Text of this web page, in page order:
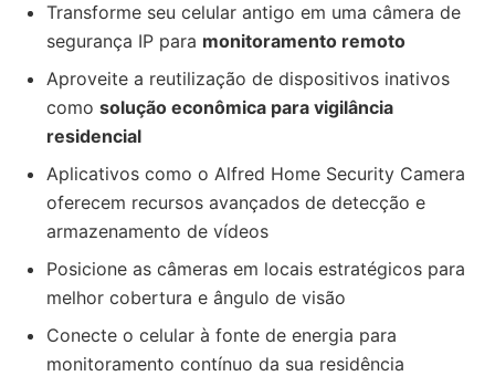
Transforme seu celular antigo em uma câmera de
segurança IP para monitoramento remoto
Aproveite a reutilização de dispositivos inativos
como solução econômica para vigilância
residencial
Aplicativos como o Alfred Home Security Camera
oferecem recursos avançados de detecção e
armazenamento de vídeos
Posicione as câmeras em locais estratégicos para
melhor cobertura e ângulo de visão
Conecte o celular à fonte de energia para
monitoramento contínuo da sua residência